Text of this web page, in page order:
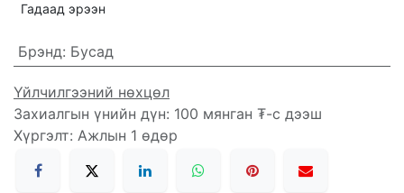
Гадаад эрээн
Брэнд: Бусад
Үйлчилгээний нөхцөл
Захиалгын үнийн дүн: 100 мянган ₮-с дээш
Хүргэлт: Ажлын 1 өдөр